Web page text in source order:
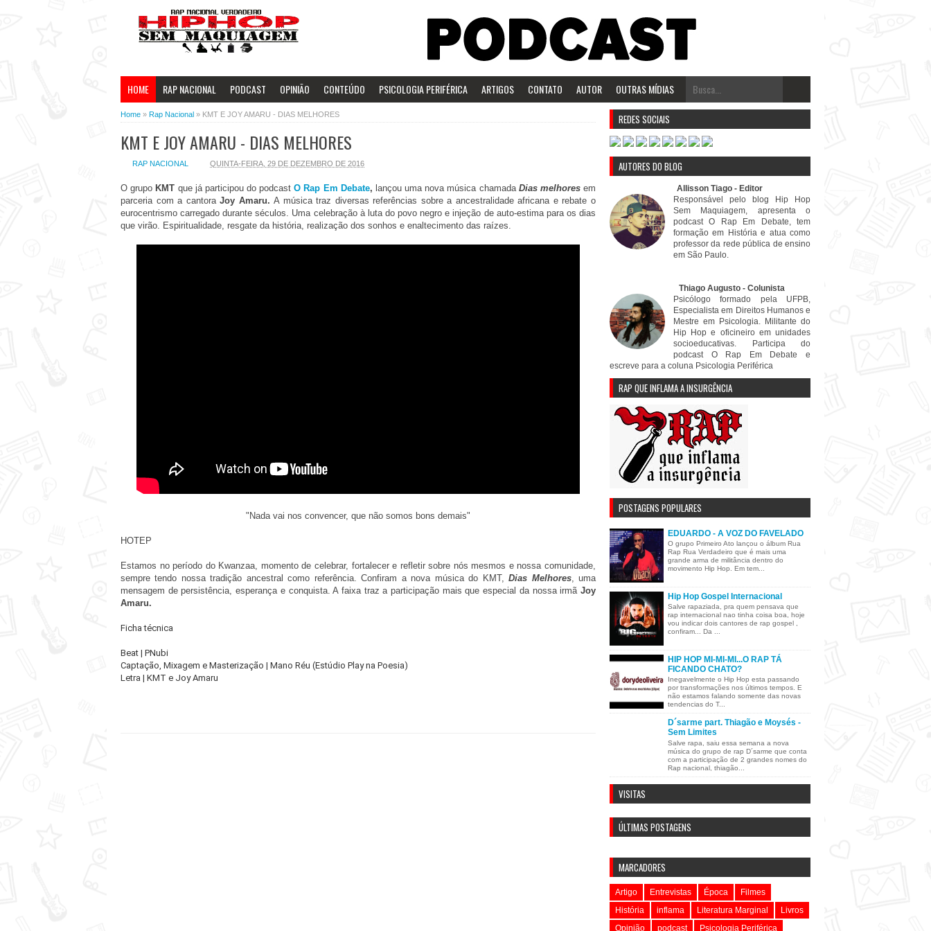
HOME RAP NACIONAL PODCAST OPINIÃO CONTEÚDO PSICOLOGIA PERIFÉRICA ARTIGOS CONTATO AUTOR OUTRAS MÍDIAS
Home » Rap Nacional » KMT E JOY AMARU - DIAS MELHORES
KMT E JOY AMARU - DIAS MELHORES
RAP NACIONAL QUINTA-FEIRA, 29 DE DEZEMBRO DE 2016
O grupo KMT que já participou do podcastO Rap Em Debate, lançou uma nova música chamada Dias melhoresem
parceria com a cantoraJoy Amaru.A música traz diversas referências sobre a ancestralidade africana e rebate o
eurocentrismo carregado durante séculos. Uma celebração à luta do povo negro e injeção de auto-estima para os dias
que virão. Espiritualidade, resgate da história, realização dos sonhos e enaltecimento das raízes.
"Nada vai nos convencer, que não somos bons demais"
HOTEP
Estamos no período do Kwanzaa, momento de celebrar, fortalecer e refletir sobre nós mesmos e nossa comunidade,
sempre tendo nossa tradição ancestral como referência. Confiram a nova música do KMT,Dias Melhores, uma
mensagem de persistência, esperança e conquista. A faixa traz a participação mais que especial da nossa irmã Joy
Amaru.
Ficha técnica
Beat | PNubi
Captação, Mixagem e Masterização | Mano Réu (Estúdio Play na Poesia)
Letra | KMT e Joy Amaru
REDES SOCIAIS
AUTORES DO BLOG
⠀⠀⠀Allisson Tiago - Editor
Responsável pelo blog Hip Hop
Sem Maquiagem, apresenta o
podcast O Rap Em Debate, tem
formação em História e atua como
professor da rede pública de ensino
em São Paulo.
⠀⠀⠀⠀⠀⠀⠀Thiago Augusto - Colunista
Psicólogo formado pela UFPB,
Especialista em Direitos Humanos e
Mestre em Psicologia. Militante do
Hip Hop e oficineiro em unidades
socioeducativas. Participa do
podcast O Rap Em Debate e
escreve para a coluna Psicologia Periférica
RAP QUE INFLAMA A INSURGÊNCIA
POSTAGENS POPULARES
EDUARDO - A VOZ DO FAVELADO
O grupo Primeiro Ato lançou o álbum Rua
Rap Rua Verdadeiro que é mais uma
grande arma de militância dentro do
movimento Hip Hop. Em tem...
Hip Hop Gospel Internacional
Salve rapaziada, pra quem pensava que
rap internacional nao tinha coisa boa, hoje
vou indicar dois cantores de rap gospel ,
confiram... Da ...
HIP HOP MI-MI-MI...O RAP TÁ
FICANDO CHATO?
Inegavelmente o Hip Hop esta passando
por transformações nos últimos tempos. E
não estamos falando somente das novas
tendencias do T...
D´sarme part. Thiagão e Moysés -
Sem Limites
Salve rapa, saiu essa semana a nova
música do grupo de rap D´sarme que conta
com a participação de 2 grandes nomes do
Rap nacional, thiagão...
VISITAS
ÚLTIMAS POSTAGENS
MARCADORES
Artigo Entrevistas Época
Filmes
História
inflama Literatura Marginal
Livros
Opinião
podcast
Psicologia Periférica